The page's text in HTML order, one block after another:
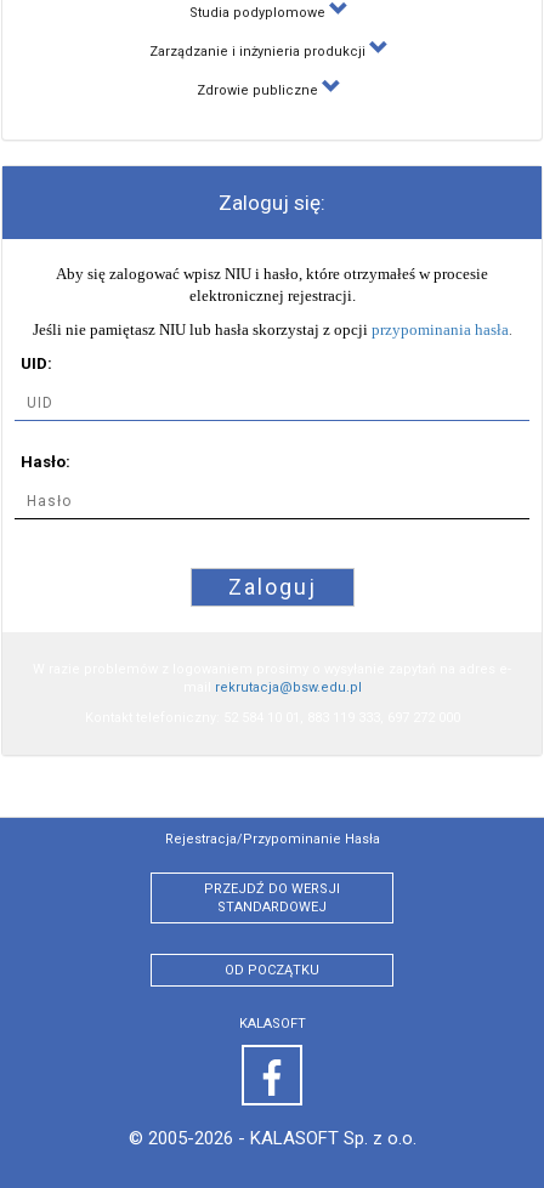
Studia podyplomowe
Zarządzanie i inżynieria produkcji
Zdrowie publiczne
Zaloguj się:
Aby się zalogować wpisz NIU i hasło, które otrzymałeś w procesie
elektronicznej rejestracji.
Jeśli nie pamiętasz NIU lub hasła skorzystaj z opcji przypominania hasła.
UID:
Hasło:
Zaloguj
rekrutacja@bsw.edu.pl
Rejestracja/przypominanie Hasła
PRZEJDŹ DO WERSJI
STANDARDOWEJ
OD POCZĄTKU
KALASOFT
© 2005-2026 - KALASOFT Sp. z o.o.